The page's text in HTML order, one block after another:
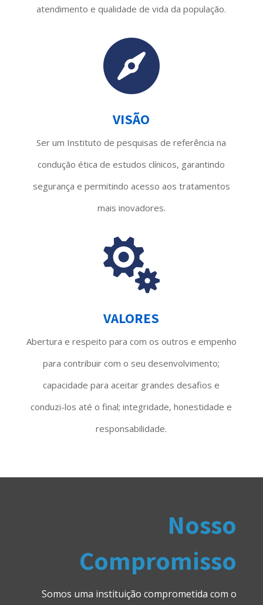
atendimento e qualidade de vida da população.

VISÃO
Ser um Instituto de pesquisas de referência na
condução ética de estudos clínicos, garantindo
segurança e permitindo acesso aos tratamentos
mais inovadores.

VALORES
Abertura e respeito para com os outros e empenho
para contribuir com o seu desenvolvimento;
capacidade para aceitar grandes desafios e
conduzi-los até o final; integridade, honestidade e
responsabilidade.
Nosso
Compromisso
Somos uma instituição comprometida com o